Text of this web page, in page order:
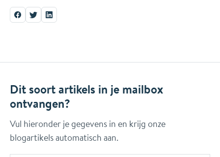
Dit soort artikels in je mailbox
ontvangen?
Vul hieronder je gegevens in en krijg onze
blogartikels automatisch aan.